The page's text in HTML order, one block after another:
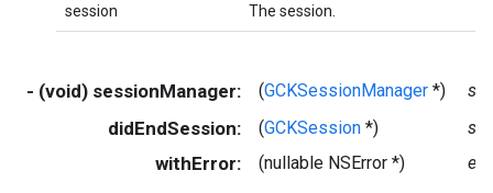
session The session.
- (void) sessionManager: (GCKSessionManager *)
didEndSession: (GCKSession *)
withError: (nullable NSError *)